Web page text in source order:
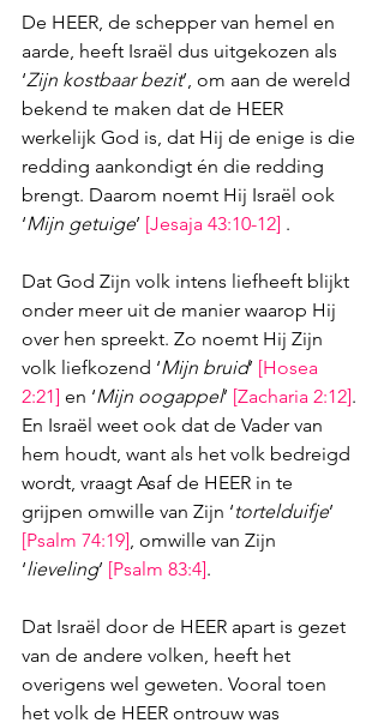
De HEER, de schepper van hemel en
aarde, heeft Israël dus uitgekozen als
‘Zijn kostbaar bezit’, om aan de wereld
bekend te maken dat de HEER
werkelijk God is, dat Hij de enige is die
redding aankondigt én die redding
brengt. Daarom noemt Hij Israël ook
‘Mijn getuige’ [Jesaja 43:10-12] .
Dat God Zijn volk intens liefheeft blijkt
onder meer uit de manier waarop Hij
over hen spreekt. Zo noemt Hij Zijn
volk liefkozend ‘Mijn bruid’ [Hosea
2:21] en ‘Mijn oogappel’ [Zacharia 2:12].
En Israël weet ook dat de Vader van
hem houdt, want als het volk bedreigd
wordt, vraagt Asaf de HEER in te
grijpen omwille van Zijn ‘tortelduifje’
[Psalm 74:19], omwille van Zijn
‘lieveling’ [Psalm 83:4].
Dat Israël door de HEER apart is gezet
van de andere volken, heeft het
overigens wel geweten. Vooral toen
het volk de HEER ontrouw was